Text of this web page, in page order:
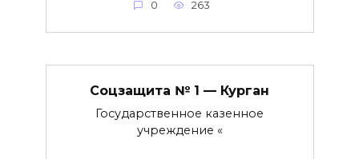
0 263
Соцзащита № 1 — Курган
Государственное казенное
учреждение «